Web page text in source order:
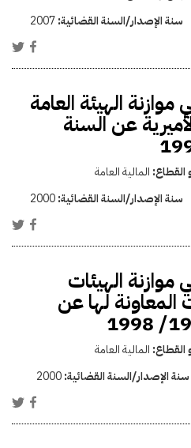
سنة الإصدار/السنة القضائية:2007
الهيئة العامة
عن السنة
القطاع: المالية العامة
سنة الإصدار/السنة القضائية:2000
الهيئات
المعاونة لها عن
القطاع: المالية العامة
سنة الإصدار/السنة القضائية:2000